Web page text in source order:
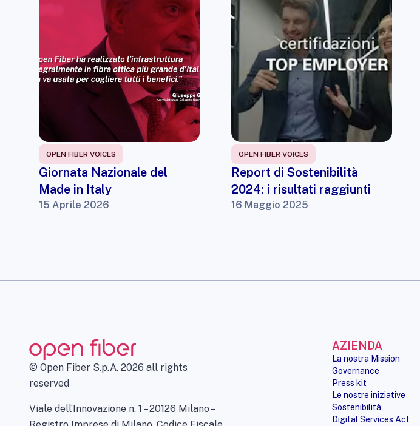
OPEN FIBER VOICES
Giornata Nazionale del
Made in Italy
15 Aprile 2026
OPEN FIBER VOICES
Report di Sostenibilità
2024: i risultati raggiunti
16 Maggio 2025
© Open Fiber S.p.A. 2026 all rights
reserved
Viale dell’Innovazione n. 1 – 20126 Milano –
AZIENDA
La nostra Mission
Governance
Press kit
Le nostre iniziative
Sostenibilità
Digital Services Act